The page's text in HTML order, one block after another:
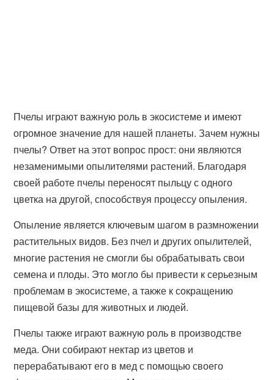
Пчелы играют важную роль в экосистеме и имеют
огромное значение для нашей планеты. Зачем нужны
пчелы? Ответ на этот вопрос прост: они являются
незаменимыми опылителями растений. Благодаря
своей работе пчелы переносят пыльцу с одного
цветка на другой, способствуя процессу опыления.
Опыление является ключевым шагом в размножении
растительных видов. Без пчел и других опылителей,
многие растения не смогли бы обрабатывать свои
семена и плоды. Это могло бы привести к серьезным
проблемам в экосистеме, а также к сокращению
пищевой базы для животных и людей.
Пчелы также играют важную роль в производстве
меда. Они собирают нектар из цветов и
перерабатывают его в мед с помощью своего